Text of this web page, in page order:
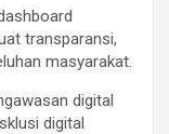
transparansi,
masyarakat.
digital
digital